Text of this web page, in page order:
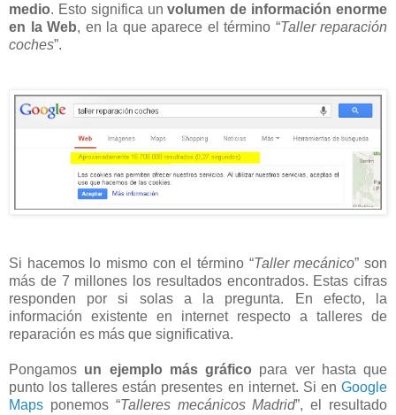
medio. Esto significa unvolumen de información enorme
en la Web, en la que aparece el término “Taller reparación
coches”.
Si hacemos lo mismo con el término “Taller mecánico” son
más de 7 millones los resultados encontrados. Estas cifras
responden por si solas a la pregunta. En efecto, la
información existente en internet respecto a talleres de
reparación es más que significativa.
Pongamos un ejemplo más gráfico para ver hasta que
punto los talleres están presentes en internet. Si en Google
Maps ponemos “Talleres mecánicos Madrid”, el resultado